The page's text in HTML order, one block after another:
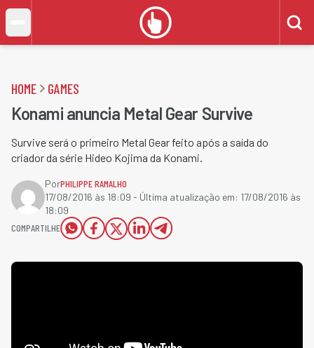
HOME GAMES
Konami anuncia Metal Gear Survive
Survive será o primeiro Metal Gear feito após a saída do
criador da série Hideo Kojima da Konami.
PorPHILIPPE RAMALHO
17/08/2016 às 18:09 - Última atualização em: 17/08/2016 às
18:09
COMPARTILHE